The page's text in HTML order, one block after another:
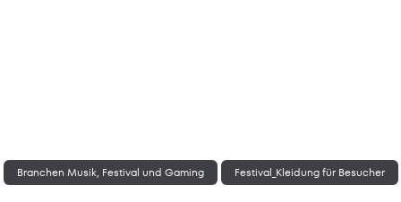
Branchen Musik, Festival und Gaming Festival_Kleidung für Besucher